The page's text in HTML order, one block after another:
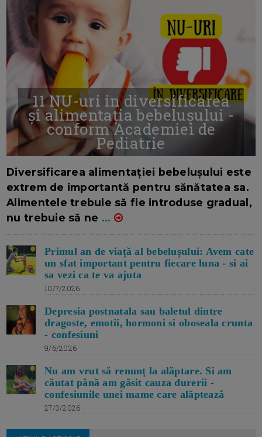
11 NU-uri in diversificarea
și alimentația bebelușului -
conform Academiei de
Pediatrie
Diversificarea alimentației bebelușului este
extrem de importantă pentru sănătatea sa.
Alimentele trebuie să fie introduse gradual,
nu trebuie să ne ...
Primul an de viață al bebelușului: Avem cate
un sfat important pentru fiecare luna - si ai
sa vezi ca te va ajuta
10/7/2026
Depresia postnatala sau baletul dintre
dragoste, emotii, hormoni si oboseala crunta
- confesiuni
9/6/2026
Nu am vrut să renunț la alăptare. Si am
căutat până am găsit cauza durerii -
confesiunile unei mame care alăptează
27/3/2026